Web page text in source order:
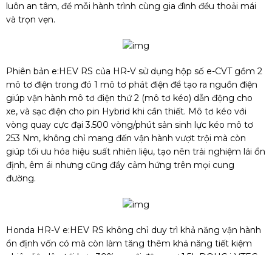
luôn an tâm, để mỗi hành trình cùng gia đình đều thoải mái
và trọn vẹn.
Phiên bản e:HEV RS của HR-V sử dụng hộp số e-CVT gồm 2
mô tơ điện trong đó 1 mô tơ phát điện để tạo ra nguồn điện
giúp vận hành mô tơ điện thứ 2 (mô tơ kéo) dẫn động cho
xe, và sạc điện cho pin Hybrid khi cần thiết. Mô tơ kéo với
vòng quay cực đại 3.500 vòng/phút sản sinh lực kéo mô tơ
253 Nm, không chỉ mang đến vận hành vượt trội mà còn
giúp tối ưu hóa hiệu suất nhiên liệu, tạo nên trải nghiệm lái ổn
định, êm ái nhưng cũng đầy cảm hứng trên mọi cung
đường.
Honda HR-V e:HEV RS không chỉ duy trì khả năng vận hành
ổn định vốn có mà còn làm tăng thêm khả năng tiết kiệm